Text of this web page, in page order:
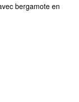
bergamote en